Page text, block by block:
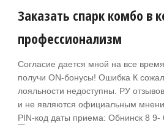
Заказать спарк комбо в
профессионализм
Согласие дается мной на все
получи ON-бонусы! Ошибка К
лояльности недоступны. РУ
и не являются официальным
PIN-код даты приема: Обнинск 8 9-